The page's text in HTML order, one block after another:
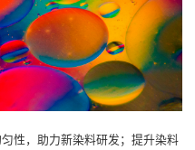
性，助力新染料研发；提升染料